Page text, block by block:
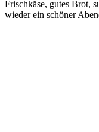
Frischkäse, gutes Brot,
wieder ein schöner